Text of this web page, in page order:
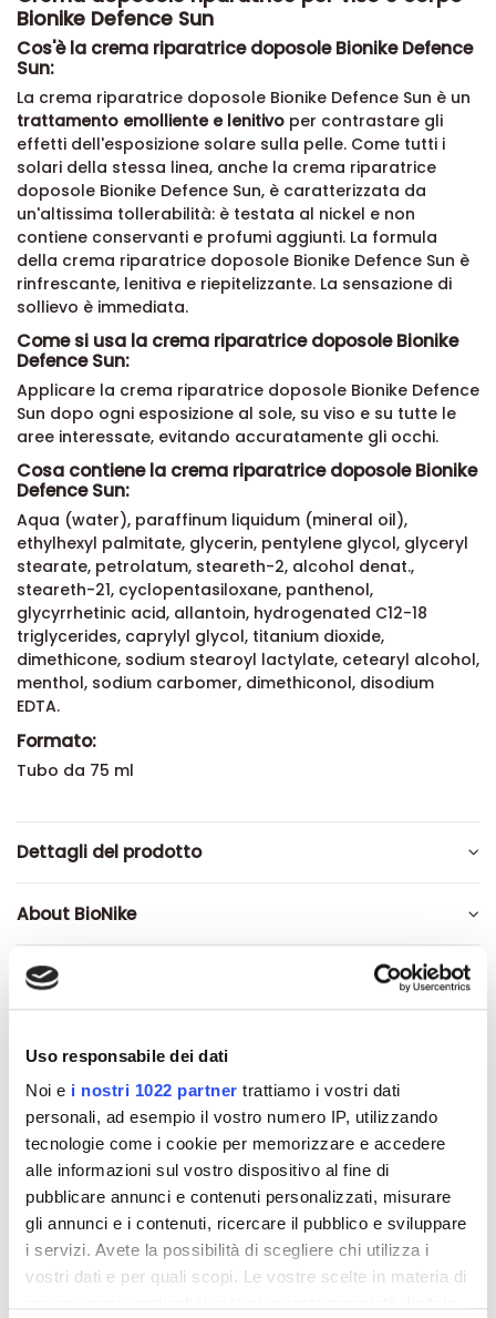
Uso responsabile dei dati
Noi e i nostri 1022 partner trattiamo i vostri dati
personali, ad esempio il vostro numero IP, utilizzando
tecnologie come i cookie per memorizzare e accedere
alle informazioni sul vostro dispositivo al fine di
pubblicare annunci e contenuti personalizzati, misurare
gli annunci e i contenuti, ricercare il pubblico e sviluppare
i servizi. Avete la possibilità di scegliere chi utilizza i
vostri dati e per quali scopi. Le vostre scelte in materia di
Bionike Defence Sun
Cos'è la crema riparatrice doposole Bionike Defence
Sun:
La crema riparatrice doposole Bionike Defence Sun è un
trattamento emolliente e lenitivo per contrastare gli
effetti dell'esposizione solare sulla pelle. Come tutti i
solari della stessa linea, anche la crema riparatrice
doposole Bionike Defence Sun, è caratterizzata da
un'altissima tollerabilità: è testata al nickel e non
contiene conservanti e profumi aggiunti. La formula
della crema riparatrice doposole Bionike Defence Sun è
rinfrescante, lenitiva e riepitelizzante. La sensazione di
sollievo è immediata.
Come si usa la crema riparatrice doposole Bionike
Defence Sun:
Applicare la crema riparatrice doposole Bionike Defence
Sun dopo ogni esposizione al sole, su viso e su tutte le
aree interessate, evitando accuratamente gli occhi.
Cosa contiene la crema riparatrice doposole Bionike
Defence Sun:
Aqua (water), paraffinum liquidum (mineral oil),
ethylhexyl palmitate, glycerin, pentylene glycol, glyceryl
stearate, petrolatum, steareth-2, alcohol denat.,
steareth-21, cyclopentasiloxane, panthenol,
glycyrrhetinic acid, allantoin, hydrogenated C12-18
triglycerides, caprylyl glycol, titanium dioxide,
dimethicone, sodium stearoyl lactylate, cetearyl alcohol,
menthol, sodium carbomer, dimethiconol, disodium
EDTA.
Formato:
Tubo da 75 ml
Dettagli del prodotto
About BioNike
Recensioni
Altri prodotti che potrebbero
interessarti
-42% -42%